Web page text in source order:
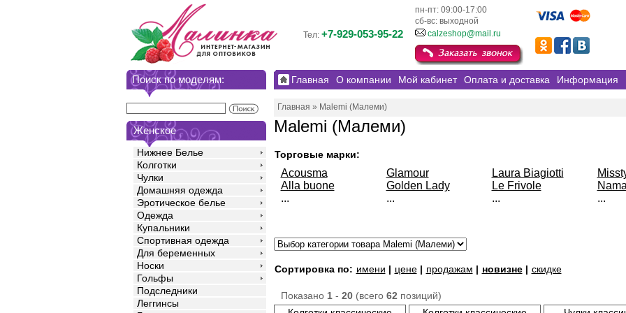
пн-пт: 09:00-17:00
сб-вс: выходной
Тел: +7-929-053-95-22 calzeshop@mail.ru
Поиск по моделям:
Женское
Нижнее Белье
Колготки
Чулки
Домашняя одежда
Эротическое белье
Одежда
Купальники
Спортивная одежда
Для беременных
Носки
Гольфы
Подследники
Леггинсы
Главная О компании Мой кабинет Оплата и доставка Информация
Главная » Malemi (Малеми)
Malemi (Малеми)
Торговые марки:
Acousma
Alla buone
...
Glamour
Golden Lady
...
Laura Biagiotti
Le Frivole
...
...
Сортировка по: имени | цене| продажам | новизне| скидке
Показано 1- 20(всего 62 позиций)